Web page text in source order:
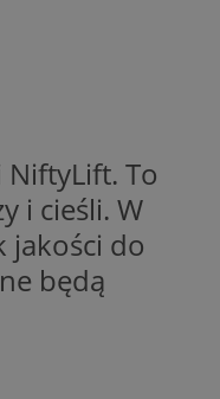
To
i cieśli. W
jakości do
będą